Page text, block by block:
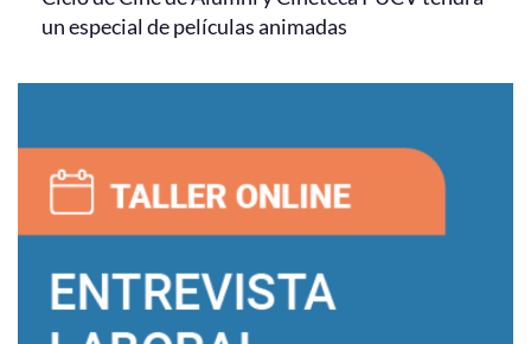
un especial de películas animadas